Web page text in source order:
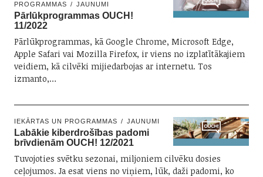
PROGRAMMAS
JAUNUMI
Pārlūkprogrammas OUCH!
11/2022
Pārlūkprogrammas, kā Google Chrome, Microsoft Edge,
Apple Safari vai Mozilla Firefox, ir viens no izplatītākajiem
veidiem, kā cilvēki mijiedarbojas ar internetu. Tos
izmanto,…
IEKĀRTAS UN PROGRAMMAS JAUNUMI
Labākie kiberdrošības padomi
brīvdienām OUCH! 12/2021
Tuvojoties svētku sezonai, miljoniem cilvēku dosies
ceļojumos. Ja esat viens no viņiem, lūk, daži padomi, ko